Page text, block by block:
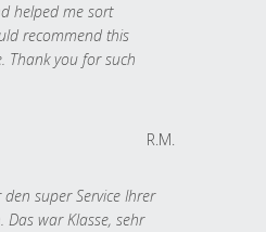
helped me sort
recommend this
Thank you for such
R.M.
super Service Ihrer
war Klasse, sehr